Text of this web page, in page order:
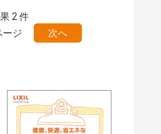
の解除
目次も検索 検 索
2 件
ージ 次へ